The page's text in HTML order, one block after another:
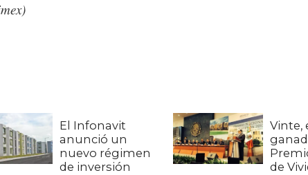
El Infonavit
anunció un
nuevo régimen
de inversión
Vinte,
de